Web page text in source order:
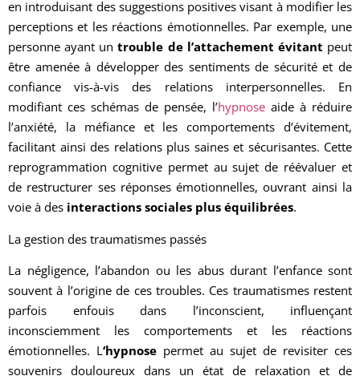
en introduisant des suggestions positives visant à modifier les
perceptions et les réactions émotionnelles. Par exemple, une
personne ayant untrouble de l’attachement évitant peut
être amenée à développer des sentiments de sécurité et de
confiance vis-à-vis des relations interpersonnelles. En
modifiant ces schémas de pensée, l’hypnose aide à réduire
l’anxiété, la méfiance et les comportements d’évitement,
facilitant ainsi des relations plus saines et sécurisantes. Cette
reprogrammation cognitive permet au sujet de réévaluer et
de restructurer ses réponses émotionnelles, ouvrant ainsi la
voie à des interactions sociales plus équilibrées.
La gestion des traumatismes passés
La négligence, l’abandon ou les abus durant l’enfance sont
souvent à l’origine de ces troubles. Ces traumatismes restent
parfois enfouis dans l’inconscient, influençant
inconsciemment les comportements et les réactions
émotionnelles. L‘hypnose permet au sujet de revisiter ces
souvenirs douloureux dans un état de relaxation et de